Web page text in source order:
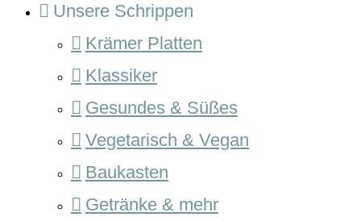
Unsere Schrippen
Krämer Platten
Klassiker
Gesundes & Süßes
Vegetarisch & Vegan
Baukasten
Getränke & mehr